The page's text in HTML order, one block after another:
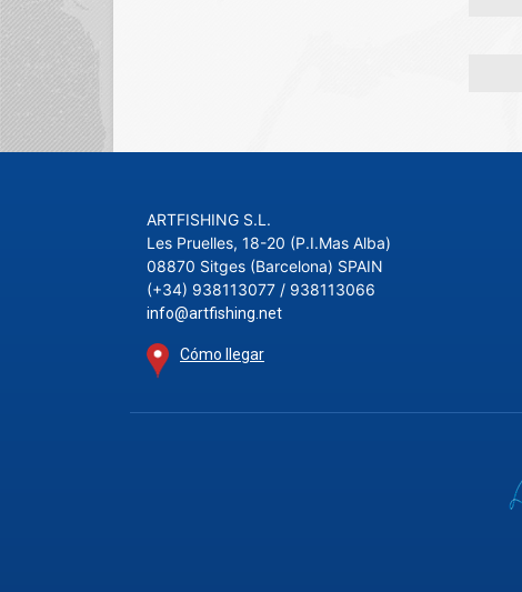
ARTFISHING S.L.
Les Pruelles, 18-20 (P.I.Mas Alba)
08870 Sitges (Barcelona) SPAIN
(+34) 938113077 / 938113066
info@artfishing.net
Cómo llegar